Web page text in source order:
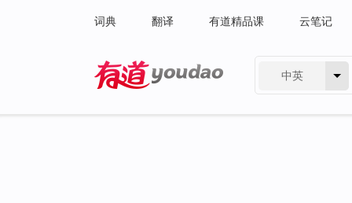
词典 翻译 有道精品课 云笔记
中英